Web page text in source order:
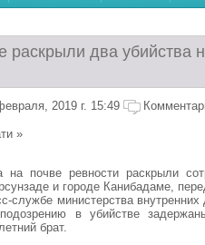
раскрыли два убийства
2019 г. 15:49
»
на почве ревности раскрыли
и городе Канибадаме,
службе министерства
в убийстве
брат.